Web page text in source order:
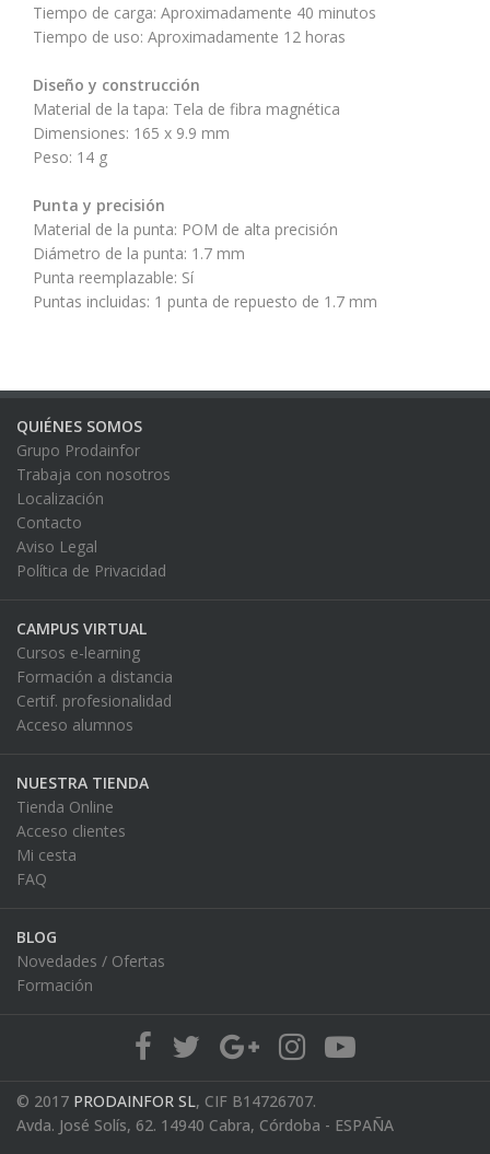
Tiempo de carga: Aproximadamente 40 minutos
Tiempo de uso: Aproximadamente 12 horas
Diseño y construcción
Material de la tapa: Tela de fibra magnética
Dimensiones: 165 x 9.9 mm
Peso: 14 g
Punta y precisión
Material de la punta: POM de alta precisión
Diámetro de la punta: 1.7 mm
Punta reemplazable: Sí
Puntas incluidas: 1 punta de repuesto de 1.7 mm
QUIÉNES SOMOS
Grupo Prodainfor
Trabaja con nosotros
Localización
Contacto
Aviso Legal
Política de Privacidad
CAMPUS VIRTUAL
Cursos e-learning
Formación a distancia
Certif. profesionalidad
Acceso alumnos
NUESTRA TIENDA
Tienda Online
Acceso clientes
Mi cesta
FAQ
BLOG
Novedades / Ofertas
Formación
© 2017 PRODAINFOR SL, CIF B14726707.
Avda. José Solís, 62. 14940 Cabra, Córdoba - ESPAÑA